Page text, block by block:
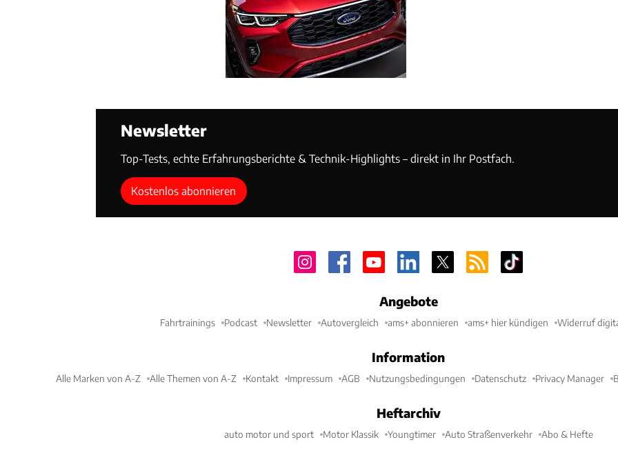
Newsletter
Top-Tests, echte Erfahrungsberichte & Technik-Highlights – direkt in Ihr Postfach.
Kostenlos abonnieren
Angebote
Fahrtrainings Podcast Newsletter Autovergleich ams+ abonnieren ams+ hier kündigen Widerruf
Information
Alle Marken von A-Z Alle Themen von A-Z Kontakt Impressum AGB Nutzungsbedingungen Datenschutz Privacy Manager
Heftarchiv
auto motor und sport Motor Klassik Youngtimer Auto Straßenverkehr Abo & Hefte